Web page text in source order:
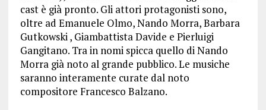
cast è già pronto. Gli attori protagonisti sono,
oltre ad Emanuele Olmo, Nando Morra, Barbara
Gutkowski , Giambattista Davide e Pierluigi
Gangitano. Tra in nomi spicca quello di Nando
Morra già noto al grande pubblico. Le musiche
saranno interamente curate dal noto
compositore Francesco Balzano.